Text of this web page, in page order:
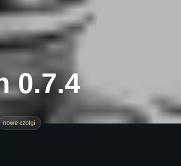
0.7.4
nowe czołgi